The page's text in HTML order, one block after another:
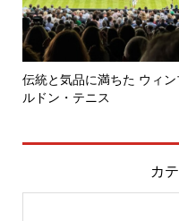
伝統と気品に満ちた ウィ
ルドン・テニス
カ